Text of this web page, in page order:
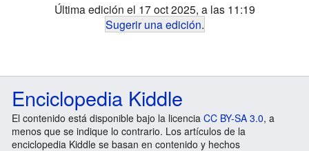
Última edición el 17 oct 2025, a las 11:19
Sugerir una edición.
Enciclopedia Kiddle
El contenido está disponible bajo la licencia CC BY-SA 3.0, a
menos que se indique lo contrario. Los artículos de la
enciclopedia Kiddle se basan en contenido y hechos